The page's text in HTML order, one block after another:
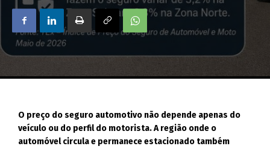
O preço do seguro automotivo não depende apenas do
veículo ou do perfil do motorista. A região onde o
automóvel circula e permanece estacionado também